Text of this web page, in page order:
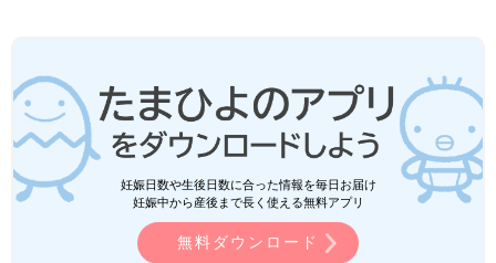
妊娠日数や生後日数に合った情報を毎日お届け
妊娠中から産後まで長く使える無料アプリ
無料ダウンロード